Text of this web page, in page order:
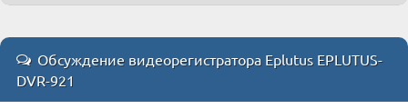
Обсуждение видеорегистратора Eplutus EPLUTUS-
DVR-921